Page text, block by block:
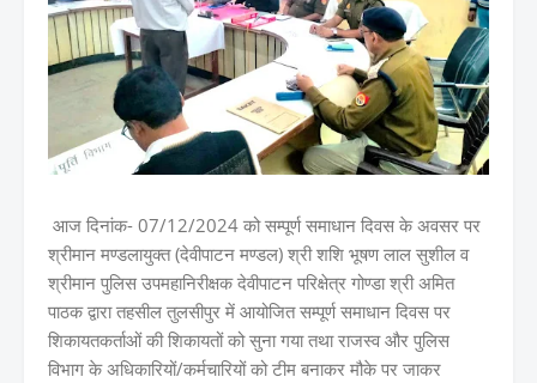
आज दिनांक- 07/12/2024 को सम्पूर्ण समाधान दिवस के अवसर पर
श्रीमान मण्डलायुक्त (देवीपाटन मण्डल) श्री शशि भूषण लाल सुशील व
श्रीमान पुलिस उपमहानिरीक्षक देवीपाटन परिक्षेत्र गोण्डा श्री अमित
पाठक द्वारा तहसील तुलसीपुर में आयोजित सम्पूर्ण समाधान दिवस पर
शिकायतकर्ताओं की शिकायतों को सुना गया तथा राजस्व और पुलिस
विभाग के अधिकारियों/कर्मचारियों को टीम बनाकर मौके पर जाकर